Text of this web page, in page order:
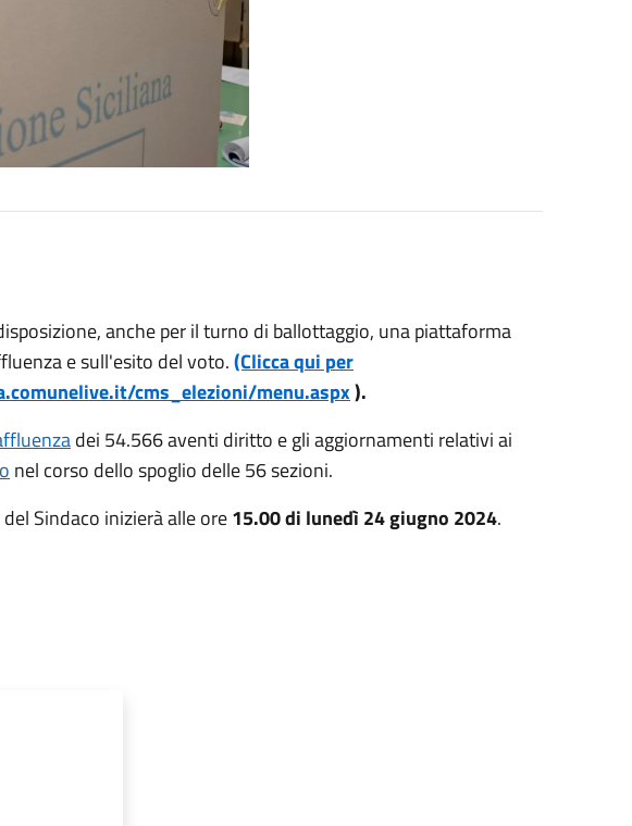
anche per il turno di ballottaggio, una piattaforma
e sull'esito del voto.(Clicca qui per
cms_elezioni/menu.aspx).
dei 54.566 aventi diritto e gli aggiornamenti relativi ai
nel corso dello spoglio delle 56 sezioni.
Sindaco inizierà alle ore15.00 di lunedì 24 giugno 2024.